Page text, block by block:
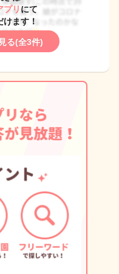
プリ にて
ます！
る(全3件)